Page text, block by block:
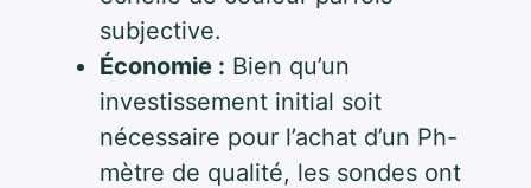
subjective.
Économie : Bien qu’un
investissement initial soit
nécessaire pour l’achat d’un Ph-
mètre de qualité, les sondes ont